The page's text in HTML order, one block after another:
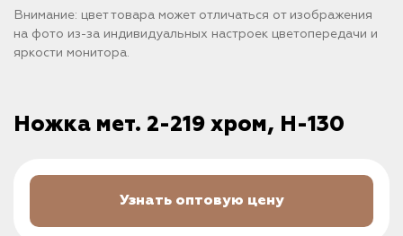
Внимание: цвет товара может отличаться от изображения
на фото из-за индивидуальных настроек цветопередачи и
яркости монитора.
Ножка мет. 2-219 хром, H-130
Узнать оптовую цену